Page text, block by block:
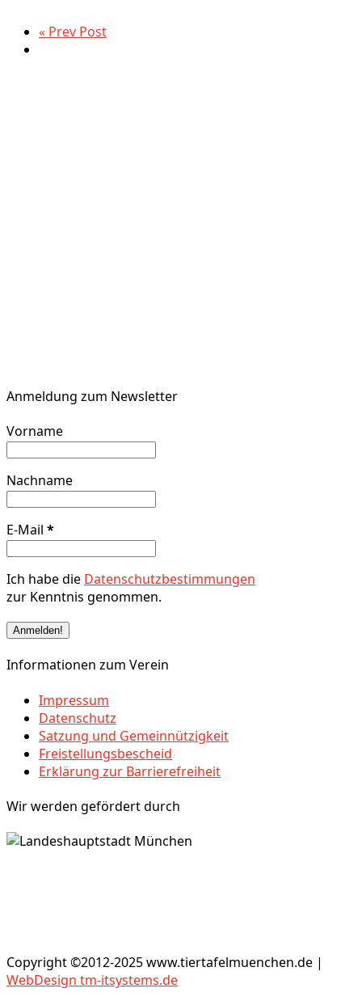
« Prev Post
Anmeldung zum Newsletter
Vorname
Nachname
E-Mail *
Ich habe die Datenschutzbestimmungen
zur Kenntnis genommen.
Informationen zum Verein
Impressum
Datenschutz
Satzung und Gemeinnützigkeit
Freistellungsbescheid
Erklärung zur Barrierefreiheit
Wir werden gefördert durch
Copyright ©2012-2025 www.tiertafelmuenchen.de |
WebDesign tm-itsystems.de